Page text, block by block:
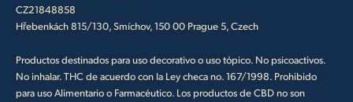
CZ21848858
Hřebenkách 815/130, Smíchov, 150 00 Prague 5, Czech
Productos destinados para uso decorativo o uso tópico. No psicoactivos.
No inhalar. THC de acuerdo con la Ley checa no. 167/1998. Prohibido
para uso Alimentario o Farmacéutico. Los productos de CBD no son